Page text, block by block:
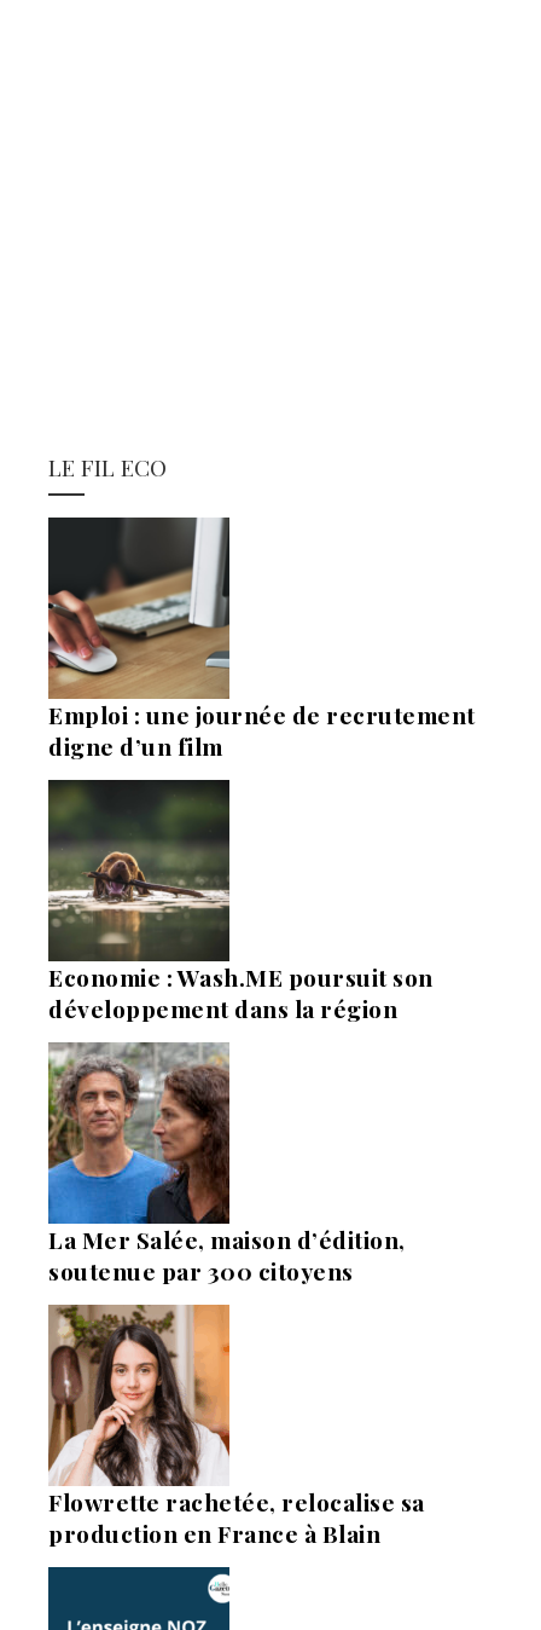
LE FIL ECO
Emploi : une journée de recrutement
digne d’un film
Economie : Wash.ME poursuit son
développement dans la région
La Mer Salée, maison d’édition,
soutenue par 300 citoyens
Flowrette rachetée, relocalise sa
production en France à Blain